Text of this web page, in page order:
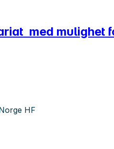
med mulighet
HF